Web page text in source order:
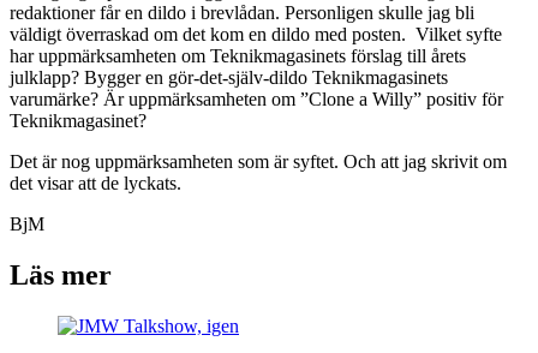
redaktioner får en dildo i brevlådan. Personligen skulle jag bli
väldigt överraskad om det kom en dildo med posten. Vilket syfte
har uppmärksamheten om Teknikmagasinets förslag till årets
julklapp? Bygger en gör-det-själv-dildo Teknikmagasinets
varumärke? Är uppmärksamheten om ”Clone a Willy” positiv för
Teknikmagasinet?
Det är nog uppmärksamheten som är syftet. Och att jag skrivit om
det visar att de lyckats.
BjM
Läs mer